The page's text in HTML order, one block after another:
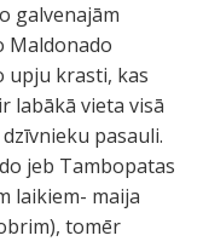
galvenajām
Maldonado
upju krasti, kas
labākā vieta visā
pasauli.
jeb Tambopatas
laikiem- maija
tomēr